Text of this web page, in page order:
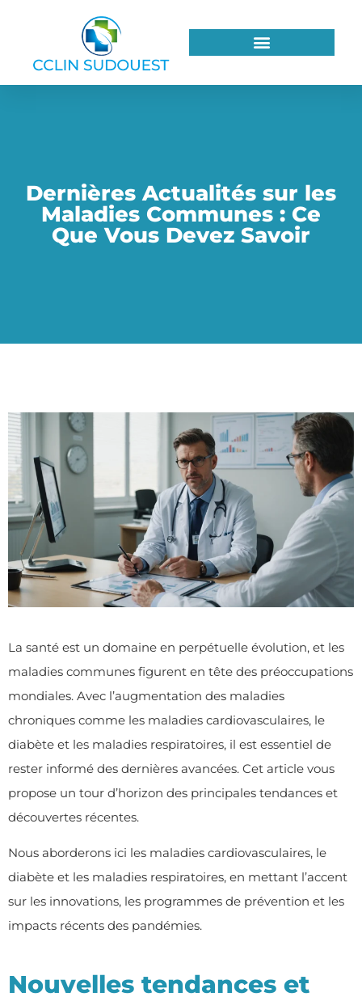
Dernières Actualités sur les
Maladies Communes : Ce
Que Vous Devez Savoir
La santé est un domaine en perpétuelle évolution, et les
maladies communes figurent en tête des préoccupations
mondiales. Avec l’augmentation des maladies
chroniques comme les maladies cardiovasculaires, le
diabète et les maladies respiratoires, il est essentiel de
rester informé des dernières avancées. Cet article vous
propose un tour d’horizon des principales tendances et
découvertes récentes.
Nous aborderons ici les maladies cardiovasculaires, le
diabète et les maladies respiratoires, en mettant l’accent
sur les innovations, les programmes de prévention et les
impacts récents des pandémies.
Nouvelles tendances et